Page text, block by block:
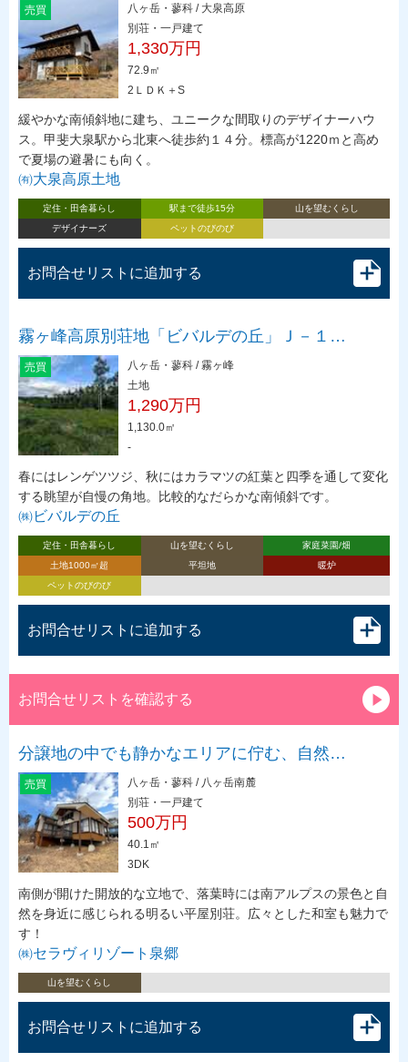
売買
八ヶ岳・蓼科 / 大泉高原
別荘・一戸建て
1,330万円
72.9㎡
2ＬＤＫ＋S
緩やかな南傾斜地に建ち、ユニークな間取りのデザイナーハウ
ス。甲斐大泉駅から北東へ徒歩約１４分。標高が1220ｍと高め
で夏場の避暑にも向く。
㈲大泉高原土地
定住・田舎暮らし 駅まで徒歩15分
山を望むくらし
デザイナーズ
ペットのびのび
お問合せリストに追加する
霧ヶ峰高原別荘地「ビバルデの丘」Ｊ－１…
売買
八ヶ岳・蓼科 / 霧ヶ峰
土地
1,290万円
1,130.0㎡
-
春にはレンゲツツジ、秋にはカラマツの紅葉と四季を通して変化
する眺望が自慢の角地。比較的なだらかな南傾斜です。
㈱ビバルデの丘
定住・田舎暮らし 山を望むくらし
家庭菜園/畑
土地1000㎡超
平坦地
暖炉
ペットのびのび
お問合せリストに追加する
お問合せリストを確認する
分譲地の中でも静かなエリアに佇む、自然…
売買
八ヶ岳・蓼科 / 八ヶ岳南麓
別荘・一戸建て
500万円
40.1㎡
3DK
南側が開けた開放的な立地で、落葉時には南アルプスの景色と自
然を身近に感じられる明るい平屋別荘。広々とした和室も魅力で
す！
㈱セラヴィリゾート泉郷
山を望むくらし
お問合せリストに追加する